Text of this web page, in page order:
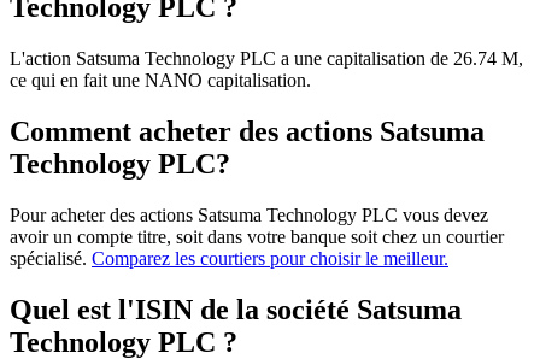
Technology PLC ?
L'action Satsuma Technology PLC a une capitalisation de 26.74 M,
ce qui en fait une NANO capitalisation.
Comment acheter des actions Satsuma
Technology PLC?
Pour acheter des actions Satsuma Technology PLC vous devez
avoir un compte titre, soit dans votre banque soit chez un courtier
spécialisé. Comparez les courtiers pour choisir le meilleur.
Quel est l'ISIN de la société Satsuma
Technology PLC ?